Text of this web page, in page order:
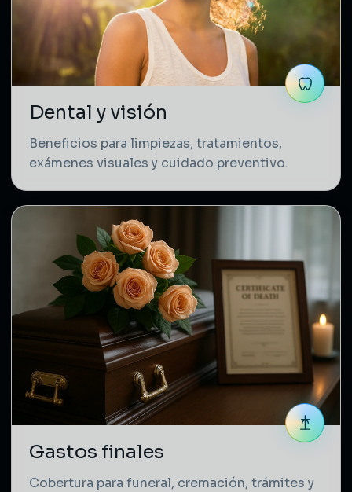
Dental y visión
Beneficios para limpiezas, tratamientos,
exámenes visuales y cuidado preventivo.
Gastos finales
Cobertura para funeral, cremación, trámites y